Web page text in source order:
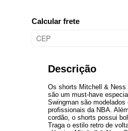
Calcular frete
Descrição
Os shorts Mitchell & Ness
são um must-have
Swingman são
profissionais da NBA.
cordão, o shorts possui
Traga o estilo retro de